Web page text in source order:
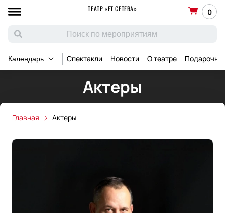
ТЕАТР «ET CETERA» 0
Календарь Спектакли Новости О театре
Актеры
Главная Актеры